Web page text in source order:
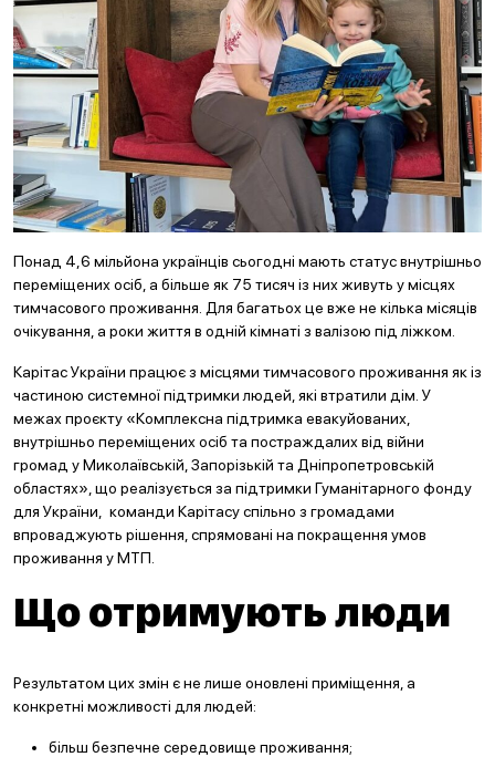
Понад 4,6 мільйона українців сьогодні мають статус внутрішньо
переміщених осіб, а більше як 75 тисяч із них живуть у місцях
тимчасового проживання. Для багатьох це вже не кілька місяців
очікування, а роки життя в одній кімнаті з валізою під ліжком.
Карітас України працює з місцями тимчасового проживання як із
частиною системної підтримки людей, які втратили дім. У
межах проєкту «Комплексна підтримка евакуйованих,
внутрішньо переміщених осіб та постраждалих від війни
громад у Миколаївській, Запорізькій та Дніпропетровській
областях», що реалізується за підтримки Гуманітарного фонду
для України, команди Карітасу спільно з громадами
впроваджують рішення, спрямовані на покращення умов
проживання у МТП.
Що отримують люди
Результатом цих змін є не лише оновлені приміщення, а
конкретні можливості для людей:
більш безпечне середовище проживання;